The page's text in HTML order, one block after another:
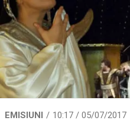
EMISIUNI 10:17 / 05/07/2017